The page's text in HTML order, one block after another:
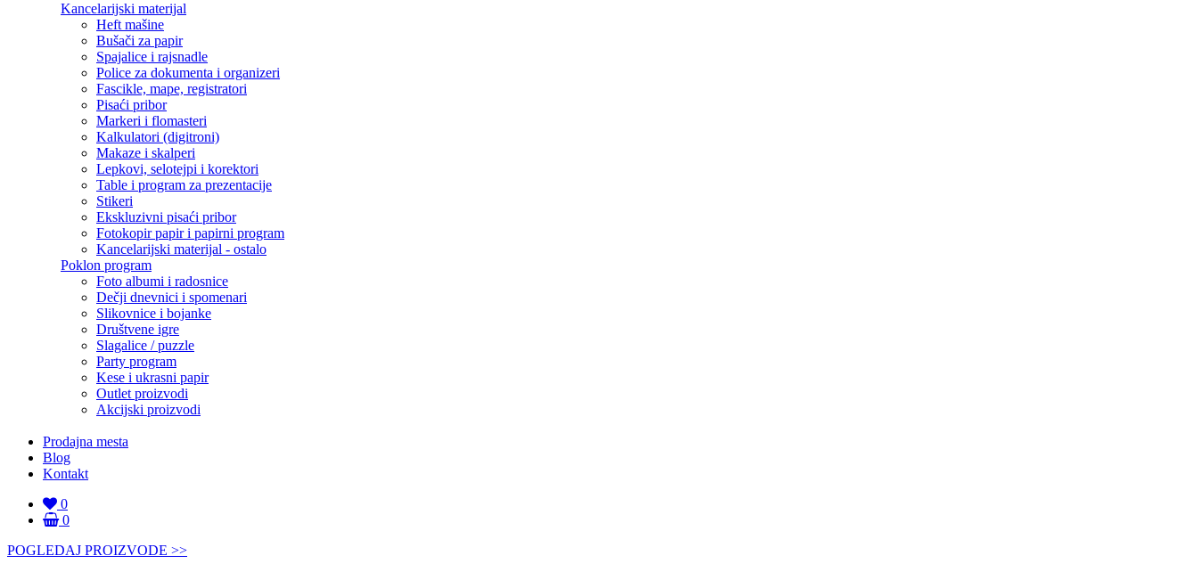
Kancelarijski materijal
Heft mašine
Bušači za papir
Spajalice i rajsnadle
Police za dokumenta i organizeri
Fascikle, mape, registratori
Pisaći pribor
Markeri i flomasteri
Kalkulatori (digitroni)
Makaze i skalperi
Lepkovi, selotejpi i korektori
Table i program za prezentacije
Stikeri
Ekskluzivni pisaći pribor
Fotokopir papir i papirni program
Kancelarijski materijal - ostalo
Poklon program
Foto albumi i radosnice
Dečji dnevnici i spomenari
Slikovnice i bojanke
Društvene igre
Slagalice / puzzle
Party program
Kese i ukrasni papir
Outlet proizvodi
Akcijski proizvodi
Prodajna mesta
Blog
Kontakt
0
0
POGLEDAJ PROIZVODE >>